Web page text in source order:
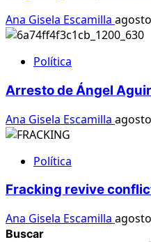
Ana Gisela Escamilla
Política
Arresto de Ángel
Ana Gisela Escamilla
Política
Fracking revive
Ana Gisela Escamilla
Buscar